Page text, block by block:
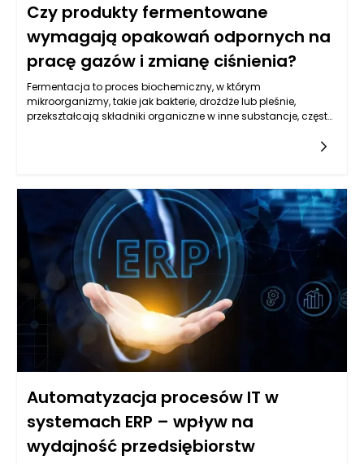
Czy produkty fermentowane
wymagają opakowań odpornych na
pracę gazów i zmianę ciśnienia?
Fermentacja to proces biochemiczny, w którym
mikroorganizmy, takie jak bakterie, drożdże lub pleśnie,
przekształcają składniki organiczne w inne substancje, często
może wydobywać się gaz, na przykład dwutlenek węgla, co
wpływa na teksturę i smak finalnych produktów. Kluczowym
elementem w produkcji tych wyrobów jest odpowiednie
zabezpieczenie ich przed działaniem czynników zewnętrznych
oraz kontrola warunków, w jakich zachodzi fermentacja.
Właściwe opakowanie ma za zadanie chronić produkt, ale
także umożliwić dalszy rozwój ewentualnych procesów
fermentacyjnych, co podkreśla konieczność przemyślanej
decyzji o rodzaju materiałów opakowaniowych.
Automatyzacja procesów IT w
systemach ERP – wpływ na
wydajność przedsiębiorstw